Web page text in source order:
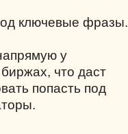
ключевые фразы.
у
что даст
попасть под